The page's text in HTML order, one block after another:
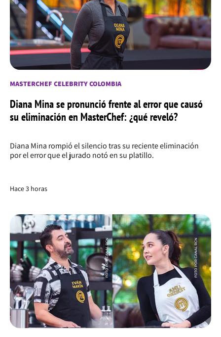
MASTERCHEF CELEBRITY COLOMBIA
Diana Mina se pronunció frente al error que causó
su eliminación en MasterChef: ¿qué reveló?
Diana Mina rompió el silencio tras su reciente eliminación
por el error que el jurado notó en su platillo.
Hace 3 horas